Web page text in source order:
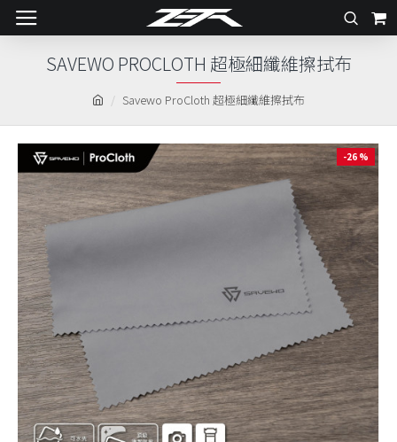
Savewo ProCloth 超極細纖維擦拭布
SAVEWO PROCLOTH 超極細纖維擦拭布
-26 %